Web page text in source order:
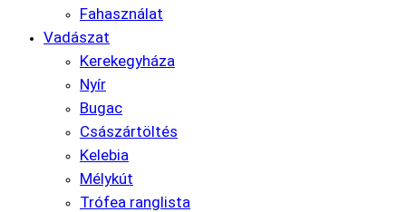
Fahasználat
Vadászat
Kerekegyháza
Nyír
Bugac
Császártöltés
Kelebia
Mélykút
Trófea ranglista